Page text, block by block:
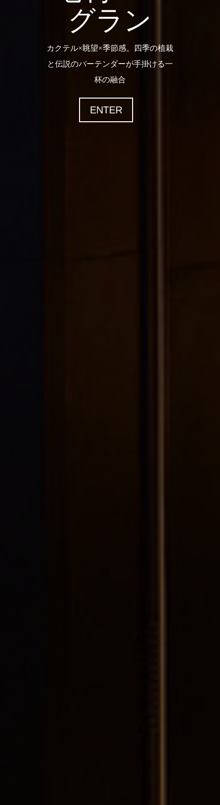
グラン
カクテル×眺望×季節感。四季の植栽
と伝説のバーテンダーが手掛ける一
杯の融合
ENTER